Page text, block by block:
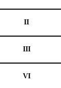
II
III
VI